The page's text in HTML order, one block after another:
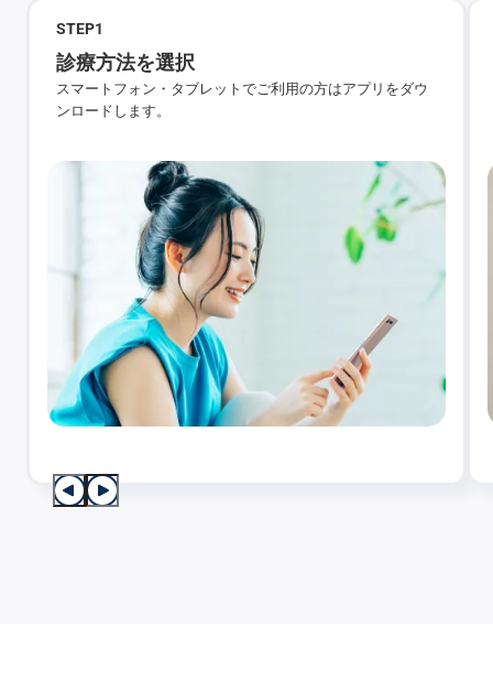
STEP1
診療方法を選択
スマートフォン・タブレットでご利用の方はアプリをダウ
ンロードします。